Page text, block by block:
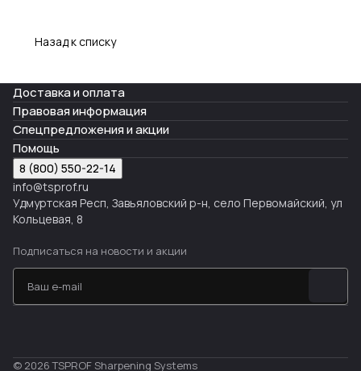
Назад к списку
Доставка и оплата
Правовая информация
Спецпредложения и акции
Помощь
8 (800) 550-22-14
info@tsprof.ru
Удмуртская Респ, Завьяловский р-н, село Первомайский, ул
Кольцевая, 8
Подписаться на новости и акции
© 2026 TSPROF Sharpening Systems